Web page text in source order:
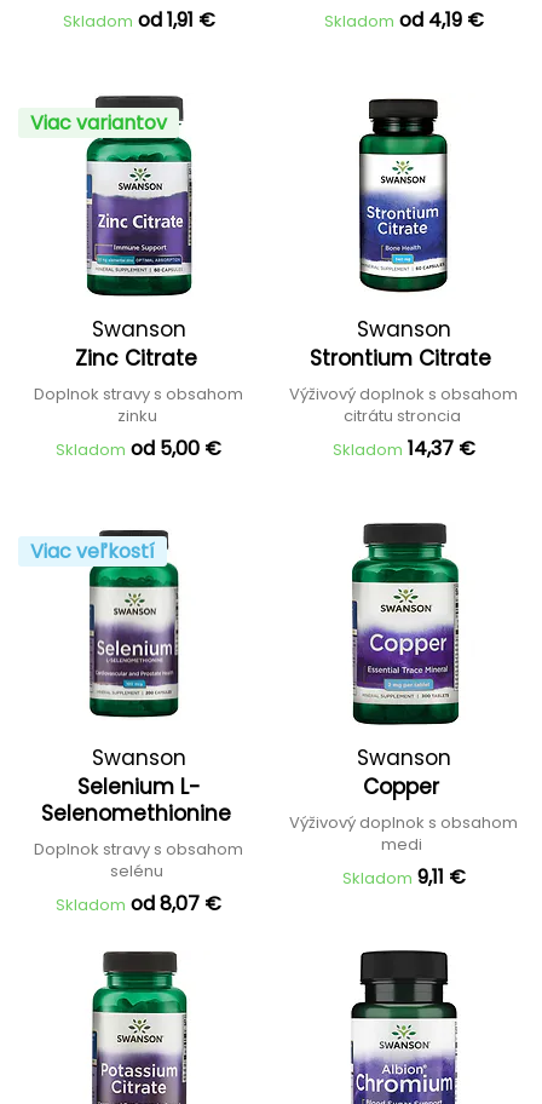
Skladom od 1,91 €
Skladom od 4,19 €
Viac variantov
Swanson
Zinc Citrate
Doplnok stravy s obsahom
zinku
Skladom od 5,00 €
Swanson
Strontium Citrate
Výživový doplnok s obsahom
citrátu stroncia
Skladom 14,37 €
Viac veľkostí
Swanson
Selenium L-
Selenomethionine
Doplnok stravy s obsahom
selénu
Skladom od 8,07 €
Swanson
Copper
Výživový doplnok s obsahom
medi
Skladom 9,11 €